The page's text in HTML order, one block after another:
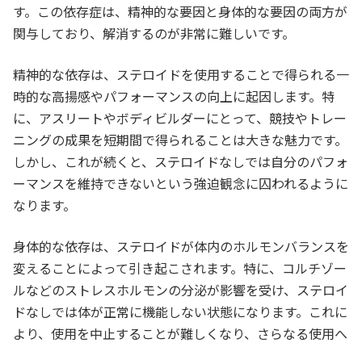
す。この依存症は、精神的な要因と身体的な要因の両方が
関与しており、解消するのが非常に難しいです。
精神的な依存は、ステロイドを使用することで得られる一
時的な高揚感やパフォーマンスの向上に起因します。特
に、アスリートやボディビルダーにとって、競技やトレー
ニングの成果を短期間で得られることは大きな魅力です。
しかし、これが続くと、ステロイドなしでは自分のパフォ
ーマンスを維持できないという強迫観念に囚われるように
なります。
身体的な依存は、ステロイドが体内のホルモンバランスを
変えることによって引き起こされます。特に、コルチゾー
ルなどのストレスホルモンの分泌が影響を受け、ステロイ
ドなしでは体が正常に機能しない状態になります。これに
より、使用を中止することが難しくなり、さらなる使用へ